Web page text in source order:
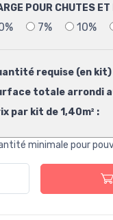
POUR CHUTES
7% 10%
requise (en kit)
totale arrondi
par kit de 1,40m² :
minimale pour